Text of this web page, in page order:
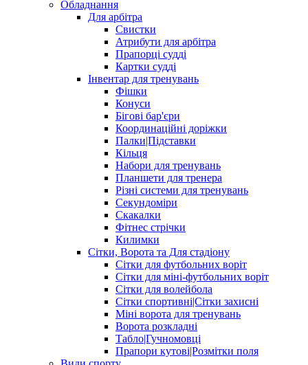
Обладнання
Для арбітра
Свистки
Атрибути для арбітра
Прапорці судді
Картки судді
Інвентар для тренувань
Фішки
Конуси
Бігові бар'єри
Координаційні доріжки
Палки|Підставки
Кільця
Набори для тренувань
Планшети для тренера
Різні системи для тренувань
Секундоміри
Скакалки
Фітнес стрічки
Килимки
Сітки, Ворота та Для стадіону
Сітки для футбольних воріт
Сітки для міні-футбольних воріт
Сітки для волейбола
Сітки спортивні|Cітки захисні
Міні ворота для тренувань
Ворота розкладні
Табло|Гучномовці
Прапори кутові|Розмітки поля